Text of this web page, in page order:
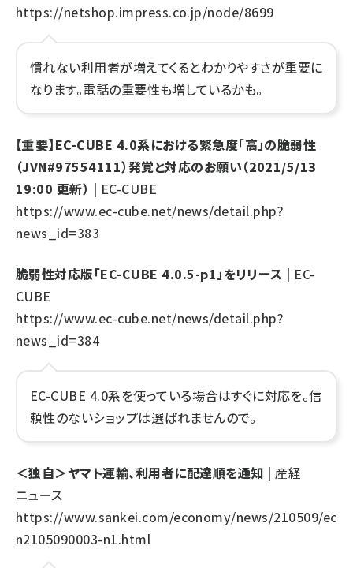
https://netshop.impress.co.jp/node/8699
慣れない利用者が増えてくるとわかりやすさが重要に
なります。電話の重要性も増しているかも。
【重要】EC-CUBE 4.0系における緊急度「高」の脆弱性
（JVN#97554111）発覚と対応のお願い（2021/5/13
19:00 更新） | EC-CUBE
https://www.ec-cube.net/news/detail.php?
news_id=383
脆弱性対応版「EC-CUBE 4.0.5-p1」をリリース | EC-
CUBE
https://www.ec-cube.net/news/detail.php?
news_id=384
EC-CUBE 4.0系を使っている場合はすぐに対応を。信
頼性のないショップは選ばれませんので。
＜独自＞ヤマト運輸、利用者に配達順を通知 | 産経
ニュース
https://www.sankei.com/economy/news/210509/ec
n2105090003-n1.html